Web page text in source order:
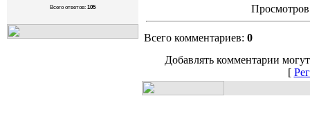
Всего ответов: 105
Всего комментариев: 0
Добавлять комментарии
[